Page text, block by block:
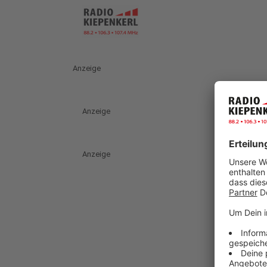
Anzeige
Anzeige
Anzeige